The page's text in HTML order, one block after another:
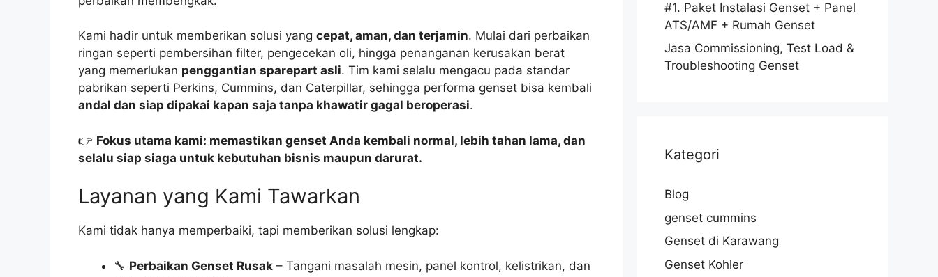
Kami hadir untuk memberikan solusi yang cepat, aman, dan terjamin. Mulai dari perbaikan
ringan seperti pembersihan filter, pengecekan oli, hingga penanganan kerusakan berat
yang memerlukan penggantian sparepart asli. Tim kami selalu mengacu pada standar
pabrikan seperti Perkins, Cummins, dan Caterpillar, sehingga performa genset bisa kembali
andal dan siap dipakai kapan saja tanpa khawatir gagal beroperasi.
👉 Fokus utama kami: memastikan genset Anda kembali normal, lebih tahan lama, dan
selalu siap siaga untuk kebutuhan bisnis maupun darurat.
Layanan yang Kami Tawarkan
Kami tidak hanya memperbaiki, tapi memberikan solusi lengkap:
🔧 Perbaikan Genset Rusak – Tangani masalah mesin, panel kontrol, kelistrikan, dan
#1. Paket Instalasi Genset + Panel
ATS/AMF + Rumah Genset
Jasa Commissioning, Test Load &
Troubleshooting Genset
Kategori
Blog
genset cummins
Genset di Karawang
Genset Kohler